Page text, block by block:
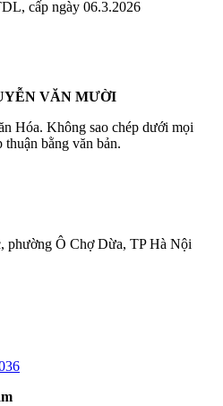
cấp ngày 06.3.2026
VĂN MƯỜI
Hóa. Không sao chép dưới mọi
bằng văn bản.
phường Ô Chợ Dừa, TP Hà Nội